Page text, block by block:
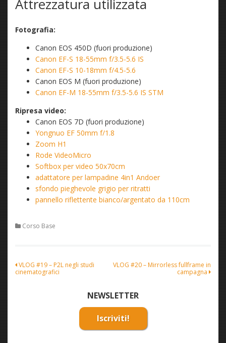
Attrezzatura utilizzata
Fotografia:
Canon EOS 450D (fuori produzione)
Canon EF-S 18-55mm f/3.5-5.6 IS
Canon EF-S 10-18mm f/4.5-5.6
Canon EOS M (fuori produzione)
Canon EF-M 18-55mm f/3.5-5.6 IS STM
Ripresa video:
Canon EOS 7D (fuori produzione)
Yongnuo EF 50mm f/1.8
Zoom H1
Rode VideoMicro
Softbox per video 50x70cm
adattatore per lampadine 4in1 Andoer
sfondo pieghevole grigio per ritratti
pannello riflettente bianco/argentato da 110cm
Corso Base
Navigazione
VLOG #19 – P2L negli studi
cinematografici
VLOG #20 – Mirrorless fullframe in
campagna
NEWSLETTER
Iscriviti!